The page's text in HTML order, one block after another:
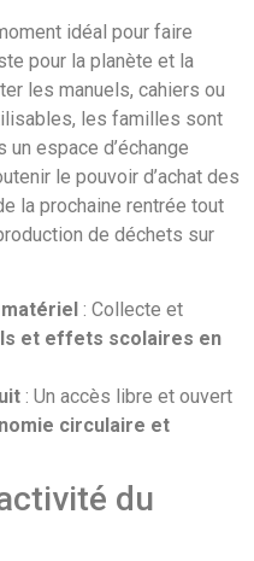
idéal pour faire
pour la planète et la
les manuels, cahiers ou
les familles sont
espace d’échange
le pouvoir d’achat des
la prochaine rentrée tout
de déchets sur
: Collecte et
et effets scolaires en
: Un accès libre et ouvert
circulaire et
du